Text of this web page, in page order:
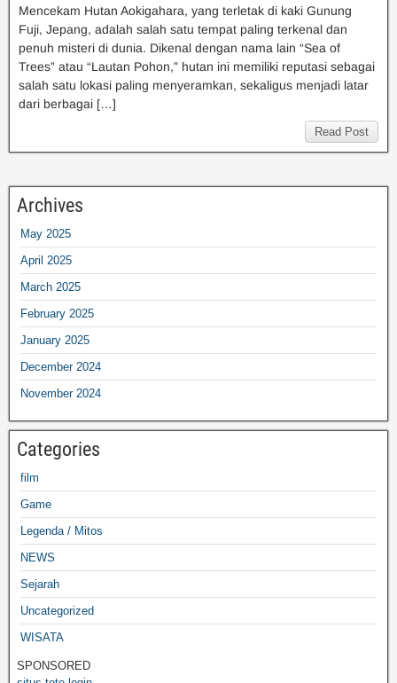
Mencekam Hutan Aokigahara, yang terletak di kaki Gunung
Fuji, Jepang, adalah salah satu tempat paling terkenal dan
penuh misteri di dunia. Dikenal dengan nama lain “Sea of
Trees” atau “Lautan Pohon,” hutan ini memiliki reputasi sebagai
salah satu lokasi paling menyeramkan, sekaligus menjadi latar
dari berbagai […]
Read Post
Archives
May 2025
April 2025
March 2025
February 2025
January 2025
December 2024
November 2024
Categories
film
Game
Legenda / Mitos
NEWS
Sejarah
Uncategorized
WISATA
SPONSORED